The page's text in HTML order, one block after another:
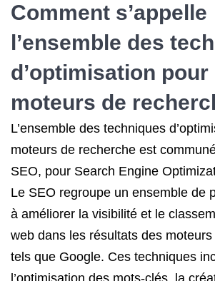
Comment s’appelle
l’ensemble des
d’optimisation pour
moteurs de
L’ensemble des techniques
moteurs de recherche est
SEO, pour Search Engine
Le SEO regroupe un ensemble de
à améliorer la visibilité et le
web dans les résultats des
tels que Google. Ces techniques
l’optimisation des mots-clés, la